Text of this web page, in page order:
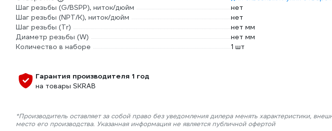
Шаг резьбы (G/BSPP), ниток/дюйм
нет
Шаг резьбы (NPT/K), ниток/дюйм
нет
Шаг резьбы (Tr)
нет мм
Диаметр резьбы (W)
нет мм
Количество в наборе
1 шт
Гарантия производителя 1 год
на товары SKRAB
*Производитель оставляет за собой право без уведомления дилера менять характеристики,
место его производства. Указанная информация не является публичной офертой